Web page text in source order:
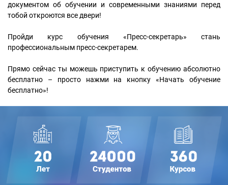
документом об обучении и современными знаниями перед
тобой откроются все двери!
Пройди курс обучения «Пресс-секретарь» стань
профессиональным пресс-секретарем.
Прямо сейчас ты можешь приступить к обучению абсолютно
бесплатно – просто нажми на кнопку «Начать обучение
бесплатно»!